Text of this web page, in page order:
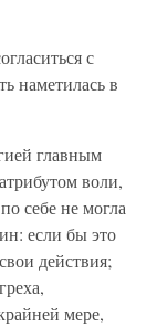
с
наметилась в
главным
воли,
себе не могла
если бы это
действия;
мере,